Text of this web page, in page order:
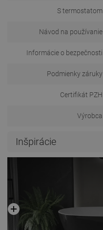
S termostatom
Návod na používanie
Informácie o bezpečnosti
Podmienky záruky
Certifikát PZH
Výrobca
Inšpirácie